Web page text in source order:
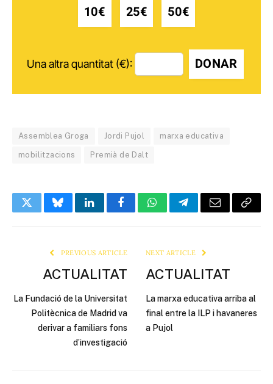
10€ 25€ 50€
Una altra quantitat (€): DONAR
Assemblea Groga Jordi Pujol marxa educativa
mobilitzacions Premià de Dalt
TwitterBlueskyLinkedInFacebookWhatsAppTelegramEmail Copy
PREVIOUS ARTICLE
ACTUALITAT
La Fundació de la Universitat
Politècnica de Madrid va
derivar a familiars fons
d’investigació
NEXT ARTICLE
ACTUALITAT
La marxa educativa arriba al
final entre la ILP i havaneres
a Pujol